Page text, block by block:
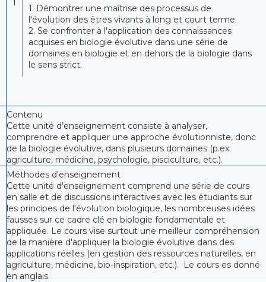
1. Démontrer une maîtrise des processus de
l'évolution des êtres vivants à long et court terme.
2. Se confronter à l'application des connaissances
acquises en biologie évolutive dans une série de
domaines en biologie et en dehors de la biologie dans
le sens strict.
Contenu
Cette unité d’enseignement consiste à analyser,
comprendre et appliquer une approche évolutionniste, donc
de la biologie évolutive, dans plusieurs domaines (p.ex.
agriculture, médicine, psychologie, pisciculture, etc.).
Méthodes d'enseignement
Cette unité d'enseignement comprend une série de cours
en salle et de discussions interactives avec les étudiants sur
les principes de l'évolution biologique, les nombreuses idées
fausses sur ce cadre clé en biologie fondamentale et
appliquée. Le cours vise surtout une meilleur compréhension
de la manière d'appliquer la biologie évolutive dans des
applications réelles (en gestion des ressources naturelles, en
agriculture, médicine, bio-inspiration, etc.). Le cours es donné
en anglais.